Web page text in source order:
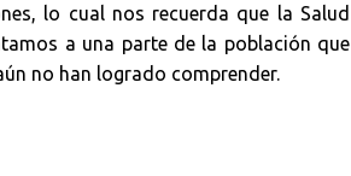
lo cual nos recuerda que la Salud
a una parte de la población que
no han logrado comprender.